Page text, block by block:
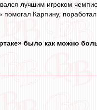
лучшим игроком
Карпину,
было как можно